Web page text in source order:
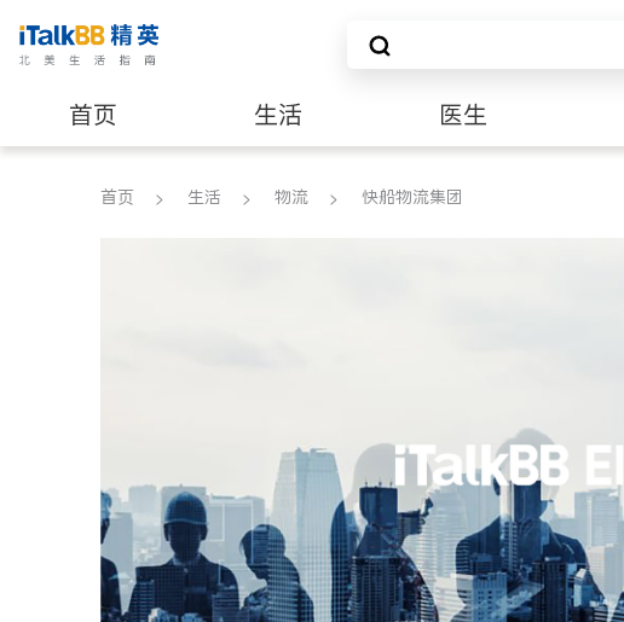
首页 生活 医生
养老 非盈利组织
首页 生活 物流 快船物流集团